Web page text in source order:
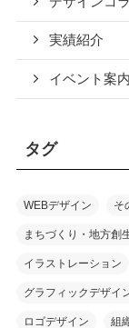
実績紹介
イベント案内
タグ
WEBデザイン そ
まちづくり・地方創
イラストレーション
グラフィックデザイ
ロゴデザイン 組